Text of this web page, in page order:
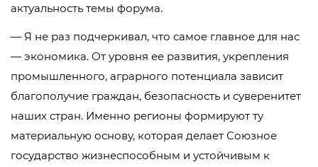
актуальность темы форума.
— Я не раз подчеркивал, что самое главное для нас
— экономика. От уровня ее развития, укрепления
промышленного, аграрного потенциала зависит
благополучие граждан, безопасность и суверенитет
наших стран. Именно регионы формируют ту
материальную основу, которая делает Союзное
государство жизнеспособным и устойчивым к